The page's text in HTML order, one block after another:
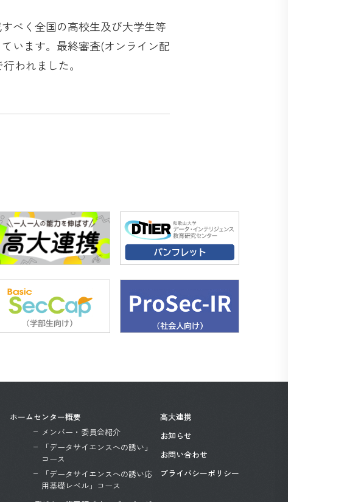
べく全国の高校生及び大学生等
います。最終審査(オンライン配
われました。
ホームセンター概要
メンバー・委員会紹介
「データサイエンスへの誘い」
コース
「データサイエンスへの誘い応
用基礎レベル」コース
高大連携
お知らせ
お問い合わせ
プライバシーポリシー